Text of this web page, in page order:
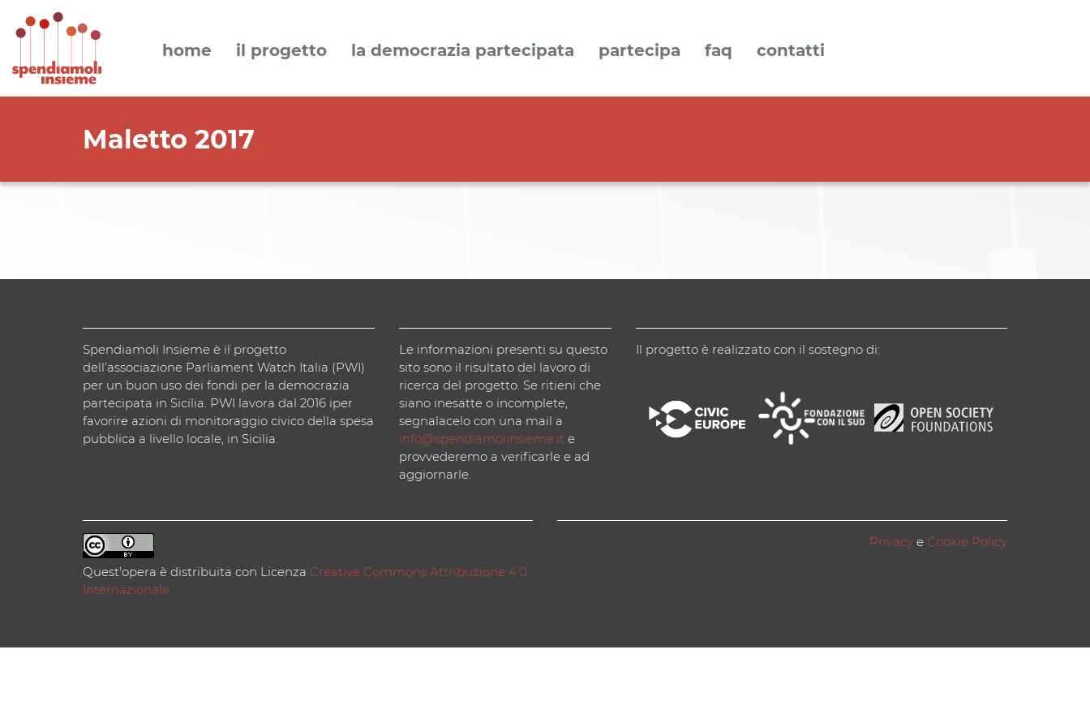
home il progetto la democrazia partecipata partecipa faq contatti
Maletto 2017
Spendiamoli Insieme è il progetto
dell’associazione Parliament Watch Italia (PWI)
per un buon uso dei fondi per la democrazia
partecipata in Sicilia. PWI lavora dal 2016 iper
favorire azioni di monitoraggio civico della spesa
pubblica a livello locale, in Sicilia.
Le informazioni presenti su questo
sito sono il risultato del lavoro di
ricerca del progetto. Se ritieni che
siano inesatte o incomplete,
segnalacelo con una mail a
info@spendiamolinsieme.ite
provvederemo a verificarle e ad
aggiornarle.
Il progetto è realizzato con il sostegno di:
Quest'opera è distribuita con Licenza Creative Commons Attribuzione 4.0
Internazionale
Privacy e Cookie Policy